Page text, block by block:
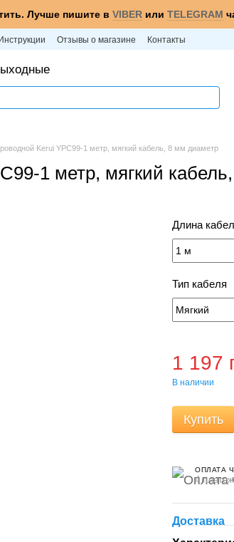
Лучше пишите в VIBER или TELEGRAM
Инструкции Отзывы о магазине Контакты
Kerui YPC99-1 метр, мягкий кабель, 8 мм диаметр
1 метр, мягкий
Длина
Тип кабеля
1 197
В наличии
Купить
ОПЛАТА
4
Доставка